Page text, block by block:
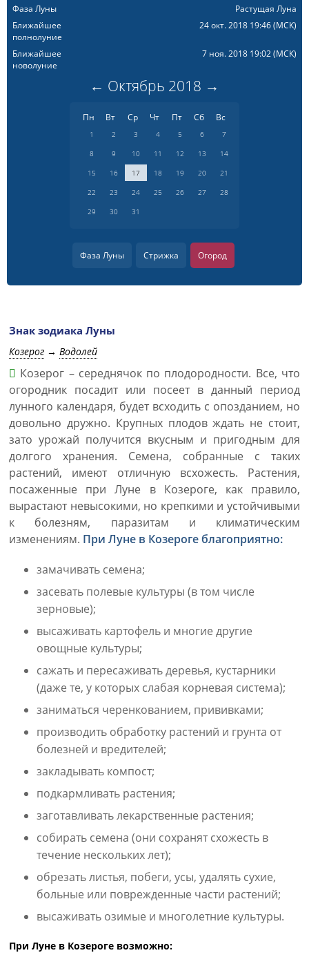
Фаза Луны
Растущая Луна
Ближайшее
полнолуние
24 окт. 2018 19:46(МСК)
Ближайшее
новолуние
7 ноя. 2018 19:02(МСК)
← Октябрь 2018 →
Пн Вт Ср Чт Пт Сб Вс
1 2 3 4 5 6
7
8
9 10 11 12 13
14
15
16 17 18 19 20
21
22
23 24 25 26 27
28
29
30 31
Фаза Луны Стрижка Огород
Знак зодиака Луны
Козерог → Водолей
Козерог – середнячок по плодородности. Все, что
огородник посадит или посеет в данный период
лунного календаря, будет всходить с опозданием, но
довольно дружно. Крупных плодов ждать не стоит,
зато урожай получится вкусным и пригодным для
долгого хранения. Семена, собранные с таких
растений, имеют отличную всхожесть. Растения,
посаженные при Луне в Козероге, как правило,
вырастают невысокими, но крепкими и устойчивыми
к болезням, паразитам и климатическим
изменениям. При Луне в Козероге благоприятно:
замачивать семена;
засевать полевые культуры (в том числе
зерновые);
высаживать картофель и многие другие
овощные культуры;
сажать и пересаживать деревья, кустарники
(даже те, у которых слабая корневая система);
заниматься черенкованием, прививками;
производить обработку растений и грунта от
болезней и вредителей;
закладывать компост;
подкармливать растения;
заготавливать лекарственные растения;
собирать семена (они сохранят схожесть в
течение нескольких лет);
обрезать листья, побеги, усы, удалять сухие,
больные или поврежденные части растений;
высаживать озимые и многолетние культуры.
При Луне в Козероге возможно: